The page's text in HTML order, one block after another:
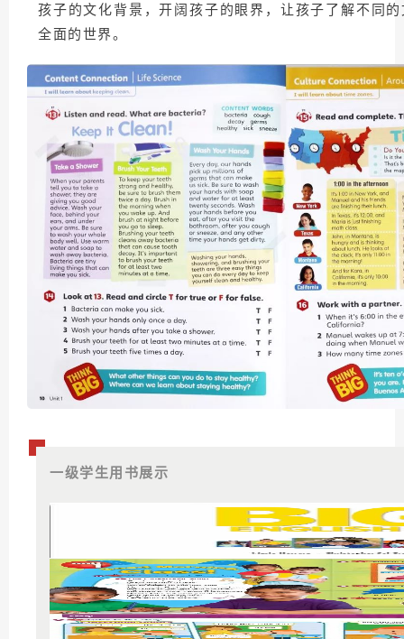
孩子的文化背景，开阔孩子的眼界，让孩子了解不同
全面的世界。
一级学生用书展示